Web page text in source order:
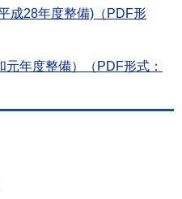
成28年度整備)（PDF形
年度整備）（PDF形式：